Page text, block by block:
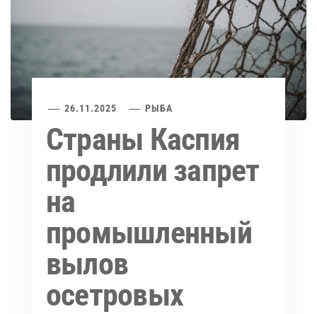
26.11.2025 РЫБА
Страны Каспия
продлили запрет
на
промышленный
вылов
осетровых